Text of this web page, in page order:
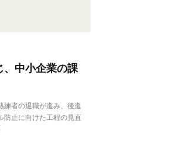
、中小企業の課
者の退職が進み、後進
防止に向けた工程の見直